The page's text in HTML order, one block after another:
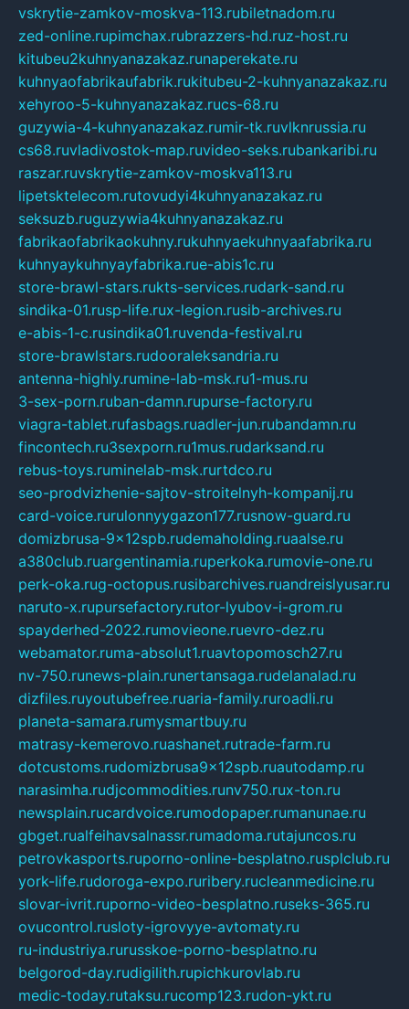
vskrytie-zamkov-moskva-113.rubiletnadom.ru
zed-online.rupimchax.rubrazzers-hd.ruz-host.ru
kitubeu2kuhnyanazakaz.runaperekate.ru
kuhnyaofabrikaufabrik.rukitubeu-2-kuhnyanazakaz.ru
xehyroo-5-kuhnyanazakaz.rucs-68.ru
guzywia-4-kuhnyanazakaz.rumir-tk.ruvlknrussia.ru
cs68.ruvladivostok-map.ruvideo-seks.rubankaribi.ru
raszar.ruvskrytie-zamkov-moskva113.ru
lipetsktelecom.rutovudyi4kuhnyanazakaz.ru
seksuzb.ruguzywia4kuhnyanazakaz.ru
fabrikaofabrikaokuhny.rukuhnyaekuhnyaafabrika.ru
kuhnyaykuhnyayfabrika.rue-abis1c.ru
store-brawl-stars.rukts-services.rudark-sand.ru
sindika-01.rusp-life.rux-legion.rusib-archives.ru
e-abis-1-c.rusindika01.ruvenda-festival.ru
store-brawlstars.rudooraleksandria.ru
antenna-highly.rumine-lab-msk.ru1-mus.ru
3-sex-porn.ruban-damn.rupurse-factory.ru
viagra-tablet.rufasbags.ruadler-jun.rubandamn.ru
fincontech.ru3sexporn.ru1mus.rudarksand.ru
rebus-toys.ruminelab-msk.rurtdco.ru
seo-prodvizhenie-sajtov-stroitelnyh-kompanij.ru
card-voice.rurulonnyygazon177.rusnow-guard.ru
domizbrusa-9x12spb.rudemaholding.ruaalse.ru
a380club.ruargentinamia.ruperkoka.rumovie-one.ru
perk-oka.rug-octopus.rusibarchives.ruandreislyusar.ru
naruto-x.rupursefactory.rutor-lyubov-i-grom.ru
spayderhed-2022.rumovieone.ruevro-dez.ru
webamator.ruma-absolut1.ruavtopomosch27.ru
nv-750.runews-plain.runertansaga.rudelanalad.ru
dizfiles.ruyoutubefree.ruaria-family.ruroadli.ru
planeta-samara.rumysmartbuy.ru
matrasy-kemerovo.ruashanet.rutrade-farm.ru
dotcustoms.rudomizbrusa9x12spb.ruautodamp.ru
narasimha.rudjcommodities.runv750.rux-ton.ru
newsplain.rucardvoice.rumodopaper.rumanunae.ru
gbget.rualfeihavsalnassr.rumadoma.rutajuncos.ru
petrovkasports.ruporno-online-besplatno.rusplclub.ru
york-life.rudoroga-expo.ruribery.rucleanmedicine.ru
slovar-ivrit.ruporno-video-besplatno.ruseks-365.ru
ovucontrol.rusloty-igrovyye-avtomaty.ru
ru-industriya.rurusskoe-porno-besplatno.ru
belgorod-day.rudigilith.rupichkurovlab.ru
medic-today.rutaksu.rucomp123.rudon-ykt.ru